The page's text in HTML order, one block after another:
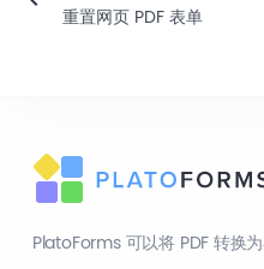
重置网页 PDF 表单
PlatoForms 可以将 PDF 转换为